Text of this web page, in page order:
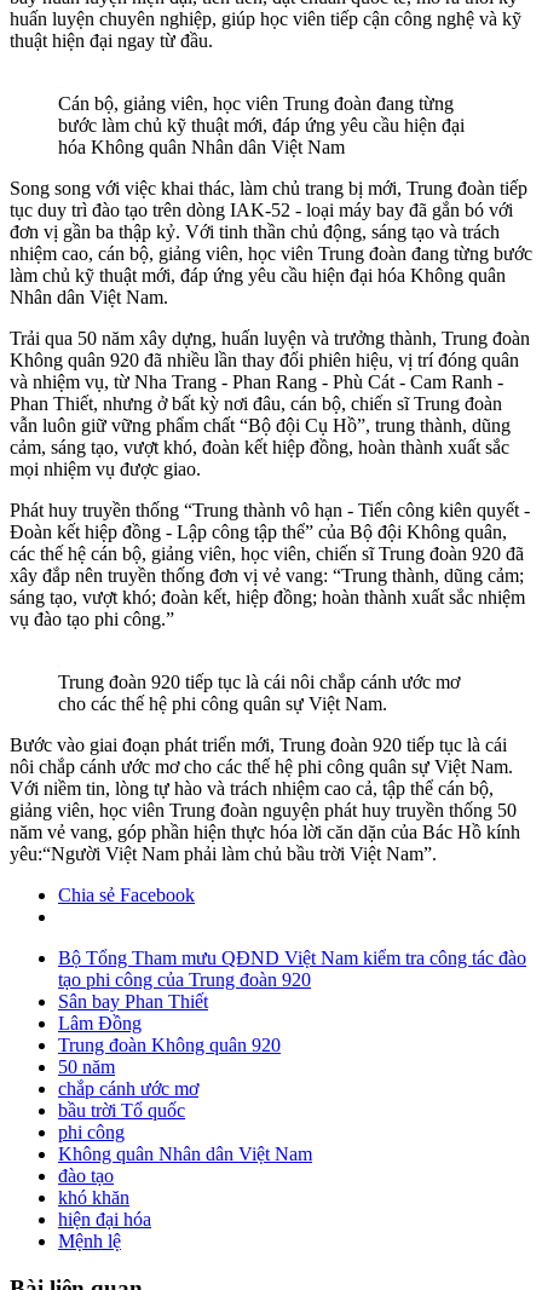
huấn luyện chuyên nghiệp, giúp học viên tiếp cận công nghệ và kỹ
thuật hiện đại ngay từ đầu.
Cán bộ, giảng viên, học viên Trung đoàn đang từng
bước làm chủ kỹ thuật mới, đáp ứng yêu cầu hiện đại
hóa Không quân Nhân dân Việt Nam
Song song với việc khai thác, làm chủ trang bị mới, Trung đoàn tiếp
tục duy trì đào tạo trên dòng IAK-52 - loại máy bay đã gắn bó với
đơn vị gần ba thập kỷ. Với tinh thần chủ động, sáng tạo và trách
nhiệm cao, cán bộ, giảng viên, học viên Trung đoàn đang từng bước
làm chủ kỹ thuật mới, đáp ứng yêu cầu hiện đại hóa Không quân
Nhân dân Việt Nam.
Trải qua 50 năm xây dựng, huấn luyện và trưởng thành, Trung đoàn
Không quân 920 đã nhiều lần thay đổi phiên hiệu, vị trí đóng quân
và nhiệm vụ, từ Nha Trang - Phan Rang - Phù Cát - Cam Ranh -
Phan Thiết, nhưng ở bất kỳ nơi đâu, cán bộ, chiến sĩ Trung đoàn
vẫn luôn giữ vững phẩm chất “Bộ đội Cụ Hồ”, trung thành, dũng
cảm, sáng tạo, vượt khó, đoàn kết hiệp đồng, hoàn thành xuất sắc
mọi nhiệm vụ được giao.
Phát huy truyền thống “Trung thành vô hạn - Tiến công kiên quyết -
Đoàn kết hiệp đồng - Lập công tập thể” của Bộ đội Không quân,
các thế hệ cán bộ, giảng viên, học viên, chiến sĩ Trung đoàn 920 đã
xây đắp nên truyền thống đơn vị vẻ vang: “Trung thành, dũng cảm;
sáng tạo, vượt khó; đoàn kết, hiệp đồng; hoàn thành xuất sắc nhiệm
vụ đào tạo phi công.”
Trung đoàn 920 tiếp tục là cái nôi chắp cánh ước mơ
cho các thế hệ phi công quân sự Việt Nam.
Bước vào giai đoạn phát triển mới, Trung đoàn 920 tiếp tục là cái
nôi chắp cánh ước mơ cho các thế hệ phi công quân sự Việt Nam.
Với niềm tin, lòng tự hào và trách nhiệm cao cả, tập thể cán bộ,
giảng viên, học viên Trung đoàn nguyện phát huy truyền thống 50
năm vẻ vang, góp phần hiện thực hóa lời căn dặn của Bác Hồ kính
yêu:“Người Việt Nam phải làm chủ bầu trời Việt Nam”.
Chia sẻ Facebook
Bộ Tổng Tham mưu QĐND Việt Nam kiểm tra công tác đào
tạo phi công của Trung đoàn 920
Sân bay Phan Thiết
Lâm Đồng
Trung đoàn Không quân 920
50 năm
chắp cánh ước mơ
bầu trời Tổ quốc
phi công
Không quân Nhân dân Việt Nam
đào tạo
khó khăn
hiện đại hóa
Mệnh lệ